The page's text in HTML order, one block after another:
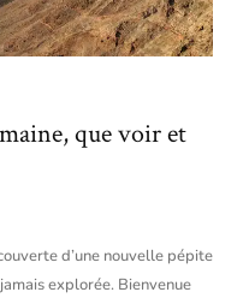
que voir et
d’une nouvelle pépite
explorée. Bienvenue